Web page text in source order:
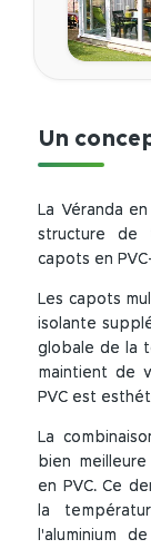
Un
La Véranda
structure de
capots en
Les capots
isolante
globale de la
maintient de
PVC est
La
bien
en PVC. Ce
la
l'aluminium